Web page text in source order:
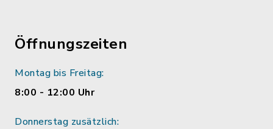
Öffnungszeiten
Montag bis Freitag:
8:00 - 12:00 Uhr
Donnerstag zusätzlich: